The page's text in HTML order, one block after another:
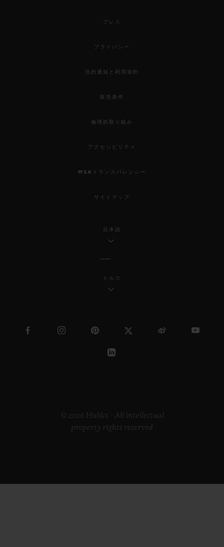
プレス
プライバシー
法的通知と利用規約
販売条件
倫理的取り組み
アクセシビリティ
MSAトランスパレンシー
サイトマップ
日本語
トルコ
© 2026 Hublot - All intellectual
property rights reserved